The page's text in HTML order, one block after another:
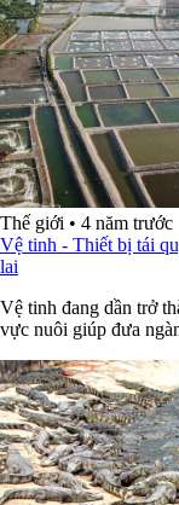
Thế giới • 4 năm trước
Vệ tinh - Thiết bị tái
lai
Vệ tinh đang dần trở
vực nuôi giúp đưa